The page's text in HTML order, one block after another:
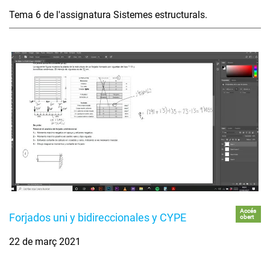
Tema 6 de l'assignatura Sistemes estructurals.
Forjados uni y bidireccionales y CYPE
Accés
obert
22 de març 2021